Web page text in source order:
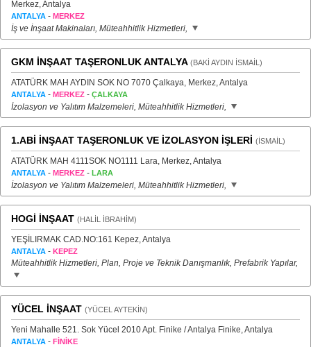
Merkez, Antalya
ANTALYA - MERKEZ
İş ve İnşaat Makinaları, Müteahhitlik Hizmetleri,
GKM İNŞAAT TAŞERONLUK ANTALYA (BAKİ AYDIN İSMAİL)
ATATÜRK MAH AYDIN SOK NO 7070 Çalkaya, Merkez, Antalya
ANTALYA - MERKEZ - ÇALKAYA
İzolasyon ve Yalıtım Malzemeleri, Müteahhitlik Hizmetleri,
1.ABİ İNŞAAT TAŞERONLUK VE İZOLASYON İŞLERİ (İSMAİL)
ATATÜRK MAH 4111SOK NO1111 Lara, Merkez, Antalya
ANTALYA - MERKEZ - LARA
İzolasyon ve Yalıtım Malzemeleri, Müteahhitlik Hizmetleri,
HOGİ İNŞAAT (HALİL İBRAHİM)
YEŞİLIRMAK CAD.NO:161 Kepez, Antalya
ANTALYA - KEPEZ
Müteahhitlik Hizmetleri, Plan, Proje ve Teknik Danışmanlık, Prefabrik Yapılar,
YÜCEL İNŞAAT (YÜCEL AYTEKİN)
Yeni Mahalle 521. Sok Yücel 2010 Apt. Finike / Antalya Finike, Antalya
ANTALYA - FİNİKE